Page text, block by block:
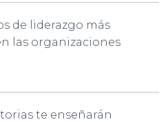
de liderazgo más
las organizaciones
te enseñarán